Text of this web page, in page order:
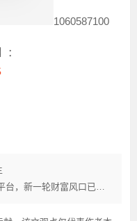
1060587100
：
下一篇：全网疯传S9/V2/A7哈希撸金平台，新一轮财富风口已然到来！